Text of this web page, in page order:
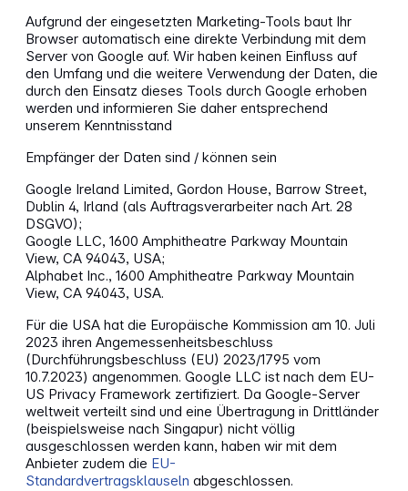
Aufgrund der eingesetzten Marketing-Tools baut Ihr
Browser automatisch eine direkte Verbindung mit dem
Server von Google auf. Wir haben keinen Einfluss auf
den Umfang und die weitere Verwendung der Daten, die
durch den Einsatz dieses Tools durch Google erhoben
werden und informieren Sie daher entsprechend
unserem Kenntnisstand
Empfänger der Daten sind / können sein
Google Ireland Limited, Gordon House, Barrow Street,
Dublin 4, Irland (als Auftragsverarbeiter nach Art. 28
DSGVO);
Google LLC, 1600 Amphitheatre Parkway Mountain
View, CA 94043, USA;
Alphabet Inc., 1600 Amphitheatre Parkway Mountain
View, CA 94043, USA.
Für die USA hat die Europäische Kommission am 10. Juli
2023 ihren Angemessenheitsbeschluss
(Durchführungsbeschluss (EU) 2023/1795 vom
10.7.2023) angenommen. Google LLC ist nach dem EU-
US Privacy Framework zertifiziert. Da Google-Server
weltweit verteilt sind und eine Übertragung in Drittländer
(beispielsweise nach Singapur) nicht völlig
ausgeschlossen werden kann, haben wir mit dem
Anbieter zudem die EU-
Standardvertragsklauseln abgeschlossen.